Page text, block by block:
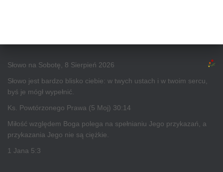
Słowo na Sobotę, 8 Sierpień 2026
Słowo jest bardzo blisko ciebie: w twych ustach i w twoim sercu,
byś je mógł wypełnić.
Ks. Powtórzonego Prawa (5 Moj) 30:14
Miłość względem Boga polega na spełnianiu Jego przykazań, a
przykazania Jego nie są ciężkie.
1 Jana 5:3